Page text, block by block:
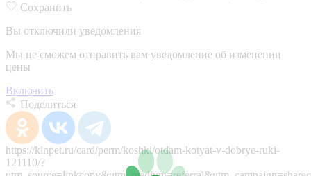
Сохранить
Вы отключили уведомления
Мы не сможем отправить вам уведомление об изменении
цены
Включить
Поделиться
https://kinpet.ru/card/perm/koshki/otdam-kotyat-v-dobrye-ruki-
121110/?